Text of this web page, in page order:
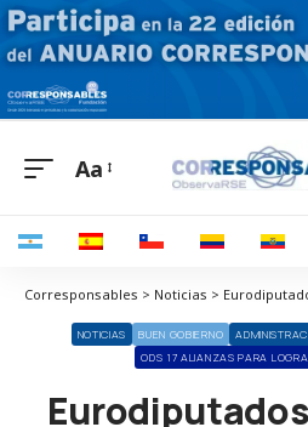
Font
Aa
NOTICIAS BUEN GOBIERNO
ODS 17 ALIANZAS PARA